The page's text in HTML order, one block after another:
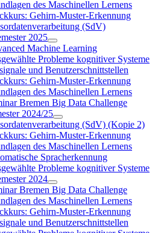
des Maschinellen Lernens
Gehirn-Muster-Erkennung
(SdV)
2025
Machine Learning
Probleme kognitiver Systeme
und Benutzerschnittstellen
Gehirn-Muster-Erkennung
des Maschinellen Lernens
Bremen Big Data Challenge
2024/25
(SdV) (Kopie 2)
Gehirn-Muster-Erkennung
des Maschinellen Lernens
Spracherkennung
Probleme kognitiver Systeme
2024
Bremen Big Data Challenge
des Maschinellen Lernens
Gehirn-Muster-Erkennung
und Benutzerschnittstellen